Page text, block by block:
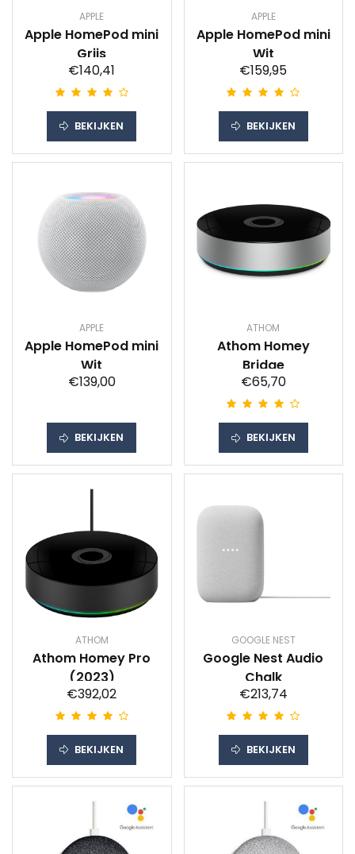
APPLE
Apple HomePod mini
Grijs
€140,41
BEKIJKEN
APPLE
Apple HomePod mini
Wit
€159,95
BEKIJKEN
APPLE
Apple HomePod mini
Wit
€139,00
BEKIJKEN
ATHOM
Athom Homey
Bridge
€65,70
BEKIJKEN
ATHOM
Athom Homey Pro
(2023)
€392,02
BEKIJKEN
GOOGLE NEST
Google Nest Audio
Chalk
€213,74
BEKIJKEN